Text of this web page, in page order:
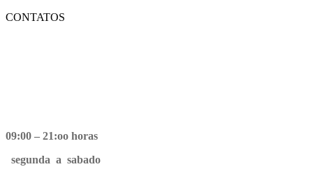
CONTATOS
09:00 – 21:oo horas
segunda a sabado